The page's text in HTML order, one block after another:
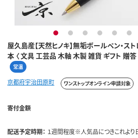
屋久島産【天然ヒノキ】無垢ボールペン・
本 〈 文具 工芸品 木軸 木製 雑貨 ギフト 贈答
常温
1 2 3 4 5 6
京都府宇治田原町 ワンストップオンライン申請対象
寄付金額
配送予定時期： １週間程度※人気品につきこれより